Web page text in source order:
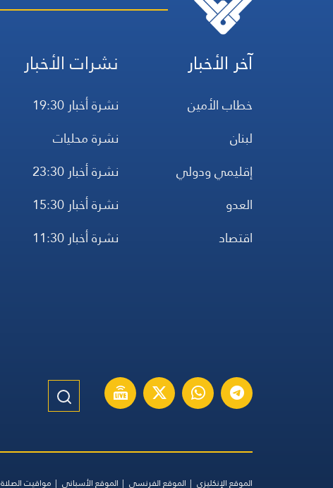
آخر الأخبار
خطاب الأمين
لبنان
إقليمي ودولي
العدو
اقتصاد
نشرات الأخبار
نشرة أخبار 19:30
نشرة محليات
نشرة أخبار 23:30
نشرة أخبار 15:30
نشرة أخبار 11:30
الموقع الإنكليزي الموقع الفرنسي الموقع الأسباني مواقيت الصلاة